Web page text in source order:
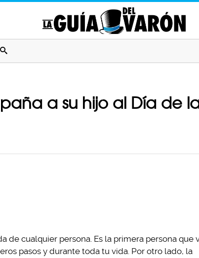
a su hijo al Día de
de cualquier persona. Es la primera persona que
pasos y durante toda tu vida. Por otro lado, la